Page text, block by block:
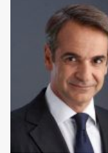
“وثائقيات
جديدة
الجيل: مصر
مشرفاً في